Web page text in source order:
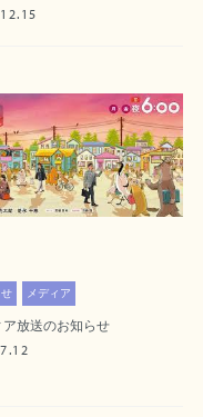
メディア
ア放送のお知らせ